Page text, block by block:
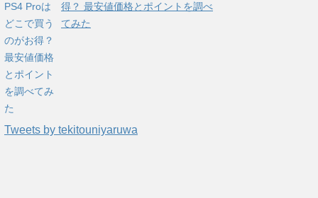
得？ 最安値価格とポイントを調べ
てみた
Tweets by tekitouniyaruwa